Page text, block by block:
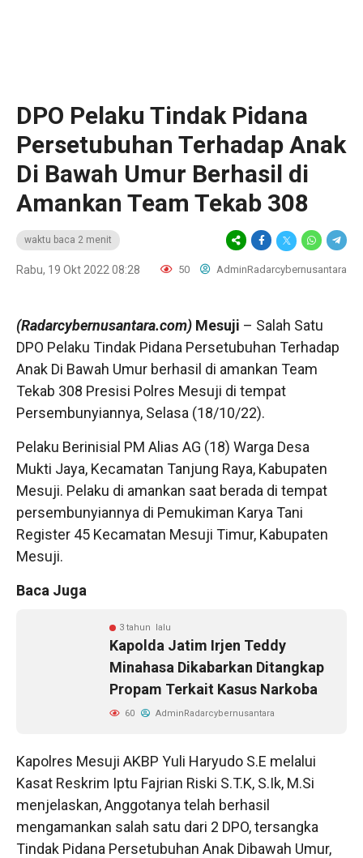
DPO Pelaku Tindak Pidana
Persetubuhan Terhadap Anak
Di Bawah Umur Berhasil di
Amankan Team Tekab 308
waktu baca 2 menit
Rabu, 19 Okt 2022 08:28 50 AdminRadarcybernusantara
(Radarcybernusantara.com) Mesuji – Salah Satu
DPO Pelaku Tindak Pidana Persetubuhan Terhadap
Anak Di Bawah Umur berhasil di amankan Team
Tekab 308 Presisi Polres Mesuji di tempat
Persembunyiannya, Selasa (18/10/22).
Pelaku Berinisial PM Alias AG (18) Warga Desa
Mukti Jaya, Kecamatan Tanjung Raya, Kabupaten
Mesuji. Pelaku di amankan saat berada di tempat
persembunyiannya di Pemukiman Karya Tani
Register 45 Kecamatan Mesuji Timur, Kabupaten
Mesuji.
Baca Juga
3 tahun lalu
Kapolda Jatim Irjen Teddy
Minahasa Dikabarkan Ditangkap
Propam Terkait Kasus Narkoba
60 AdminRadarcybernusantara
Kapolres Mesuji AKBP Yuli Haryudo S.E melalui
Kasat Reskrim Iptu Fajrian Riski S.T.K, S.Ik, M.Si
menjelaskan, Anggotanya telah berhasil
mengamankan salah satu dari 2 DPO, tersangka
Tindak Pidana Persetubuhan Anak Dibawah Umur,